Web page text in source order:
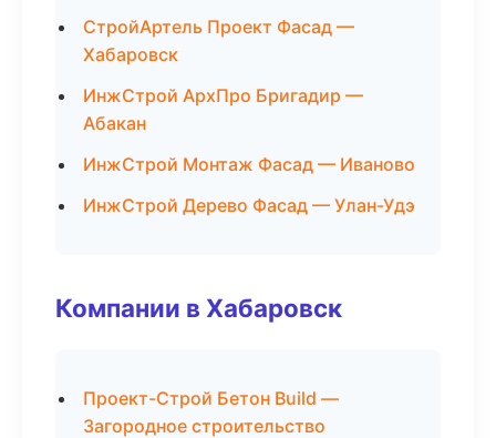
СтройАртель Проект Фасад —
Хабаровск
ИнжСтрой АрхПро Бригадир —
Абакан
ИнжСтрой Монтаж Фасад — Иваново
ИнжСтрой Дерево Фасад — Улан-Удэ
Компании в Хабаровск
Проект-Строй Бетон Build —
Загородное строительство